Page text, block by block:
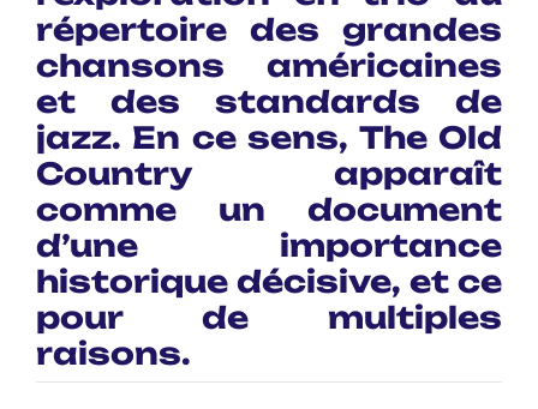
répertoire des grandes
chansons américaines
et des standards de
jazz. En ce sens, The Old
Country apparaît
comme un document
d’une importance
historique décisive, et ce
pour de multiples
raisons.